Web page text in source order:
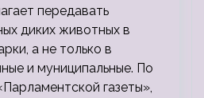
передавать
диких животных в
а не только в
и муниципальные. По
газеты»,